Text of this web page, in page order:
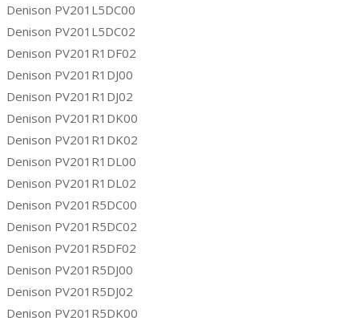
Denison PV201L5DC00
Denison PV201L5DC02
Denison PV201R1DF02
Denison PV201R1DJ00
Denison PV201R1DJ02
Denison PV201R1DK00
Denison PV201R1DK02
Denison PV201R1DL00
Denison PV201R1DL02
Denison PV201R5DC00
Denison PV201R5DC02
Denison PV201R5DF02
Denison PV201R5DJ00
Denison PV201R5DJ02
Denison PV201R5DK00